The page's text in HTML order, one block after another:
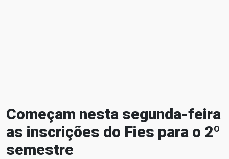
Começam nesta segunda-feira
as inscrições do Fies para o 2º
semestre